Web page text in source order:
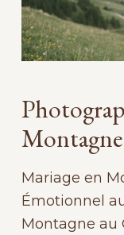
Mariage en
Émotionnel
Montagne au